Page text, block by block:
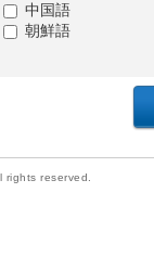
中国語
朝鮮語
rights reserved.